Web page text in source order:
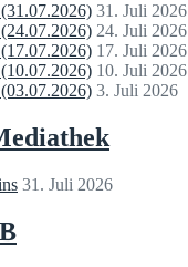
31. Juli 2026
24. Juli 2026
17. Juli 2026
10. Juli 2026
3. Juli 2026
31. Juli 2026